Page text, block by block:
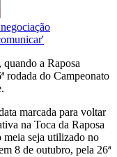
quando a Raposa
rodada do Campeonato
marcada para voltar
na Toca da Raposa
meia seja utilizado no
8 de outubro, pela 26ª